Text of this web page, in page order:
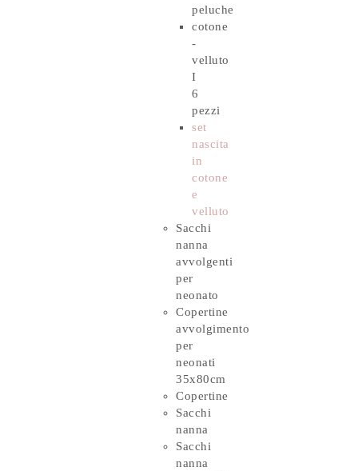
peluche
cotone
-
velluto
I
6
pezzi
set
nascita
in
cotone
e
velluto
Sacchi
nanna
avvolgenti
per
neonato
Copertine
avvolgimento
per
neonati
35x80cm
Copertine
Sacchi
nanna
Sacchi
nanna